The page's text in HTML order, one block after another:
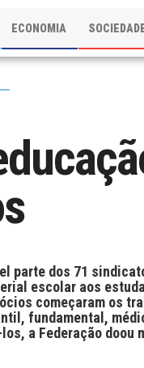
ECONOMIA
parte dos 71
escolar aos
começaram os
fundamental,
a Federação doou